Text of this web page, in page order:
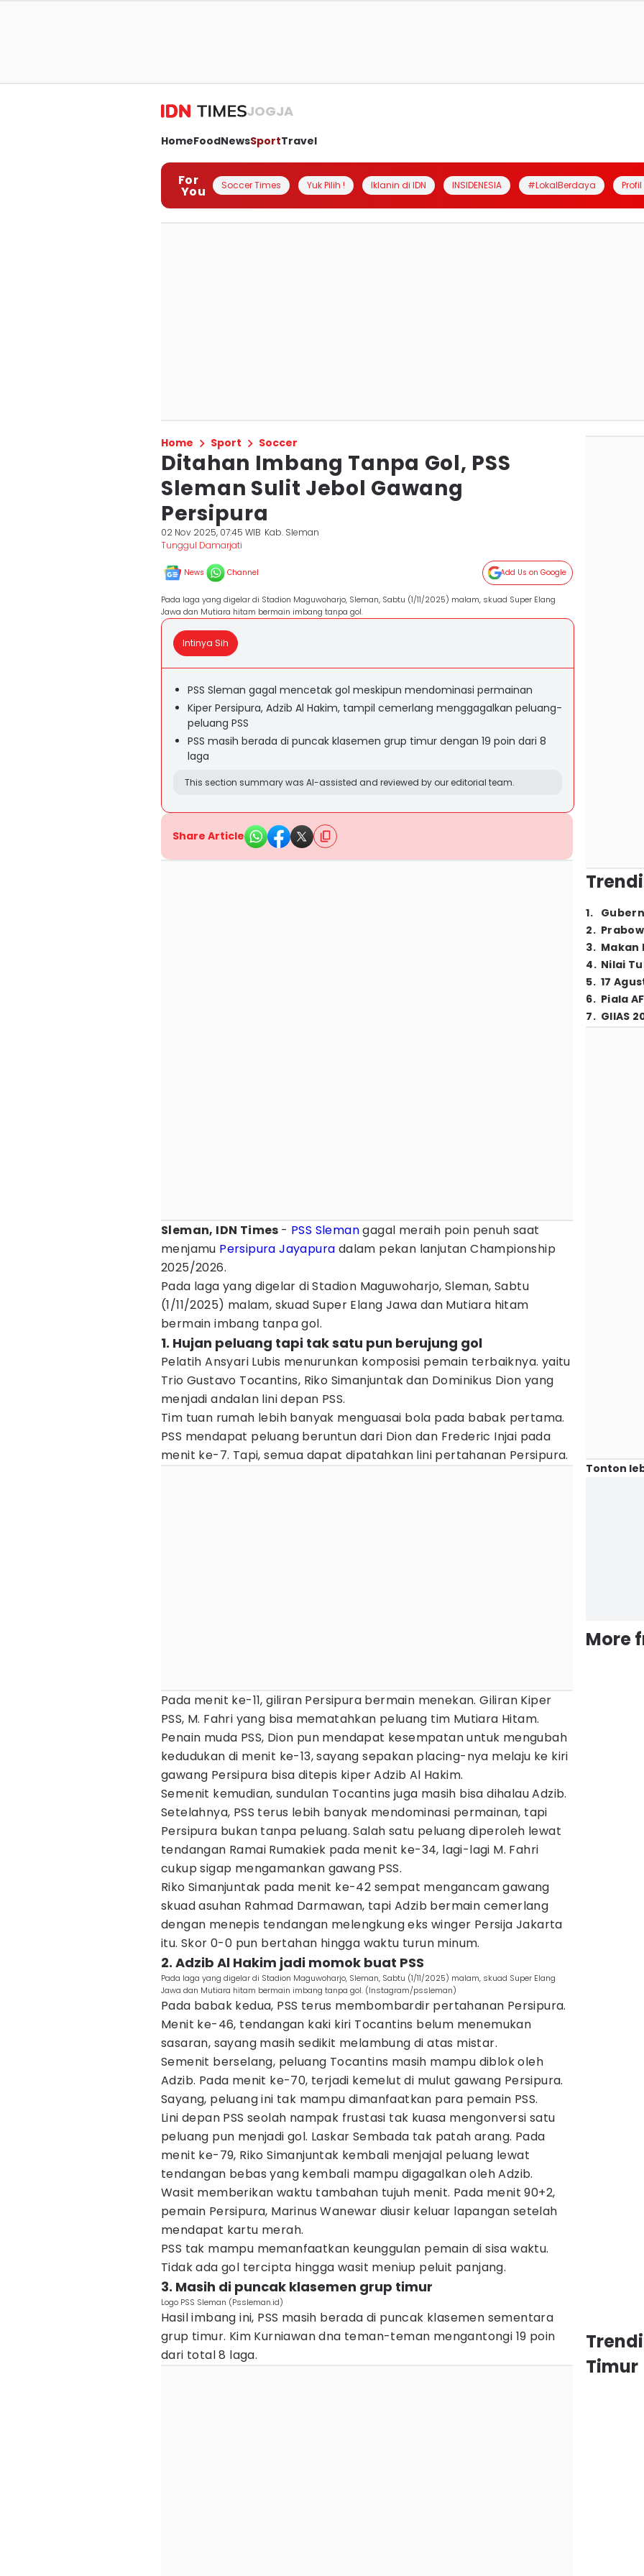
JOGJA
HomeFoodNewsSportTravel
For
You Soccer Times Yuk Pilih ! Iklanin di IDN INSIDENESIA #LokalBerdaya
Home Sport Soccer
Ditahan Imbang Tanpa Gol, PSS
Sleman Sulit Jebol Gawang
Persipura
02 Nov 2025, 07:45 WIB Kab. Sleman
Tunggul Damarjati
News Channel Add Us on Google
Pada laga yang digelar di Stadion Maguwoharjo, Sleman, Sabtu (1/11/2025) malam, skuad Super Elang
Jawa dan Mutiara hitam bermain imbang tanpa gol.
Intinya Sih
PSS Sleman gagal mencetak gol meskipun mendominasi permainan
Kiper Persipura, Adzib Al Hakim, tampil cemerlang menggagalkan peluang-
peluang PSS
PSS masih berada di puncak klasemen grup timur dengan 19 poin dari 8
laga
This section summary was AI-assisted and reviewed by our editorial team.
Share Article
Sleman, IDN Times - PSS Slemangagal meraih poin penuh saat
menjamu Persipura Jayapura dalam pekan lanjutan Championship
2025/2026.
Pada laga yang digelar di Stadion Maguwoharjo, Sleman, Sabtu
(1/11/2025) malam, skuad Super Elang Jawa dan Mutiara hitam
bermain imbang tanpa gol.
1. Hujan peluang tapi tak satu pun berujung gol
Pelatih Ansyari Lubis menurunkan komposisi pemain terbaiknya. yaitu
Trio Gustavo Tocantins, Riko Simanjuntak dan Dominikus Dion yang
menjadi andalan lini depan PSS.
Tim tuan rumah lebih banyak menguasai bola pada babak pertama.
PSS mendapat peluang beruntun dari Dion dan Frederic Injai pada
menit ke-7. Tapi, semua dapat dipatahkan lini pertahanan Persipura.
Pada menit ke-11, giliran Persipura bermain menekan. Giliran Kiper
PSS, M. Fahri yang bisa mematahkan peluang tim Mutiara Hitam.
Penain muda PSS, Dion pun mendapat kesempatan untuk mengubah
kedudukan di menit ke-13, sayang sepakan placing-nya melaju ke kiri
gawang Persipura bisa ditepis kiper Adzib Al Hakim.
Semenit kemudian, sundulan Tocantins juga masih bisa dihalau Adzib.
Setelahnya, PSS terus lebih banyak mendominasi permainan, tapi
Persipura bukan tanpa peluang. Salah satu peluang diperoleh lewat
tendangan Ramai Rumakiek pada menit ke-34, lagi-lagi M. Fahri
cukup sigap mengamankan gawang PSS.
Riko Simanjuntak pada menit ke-42 sempat mengancam gawang
skuad asuhan Rahmad Darmawan, tapi Adzib bermain cemerlang
dengan menepis tendangan melengkung eks winger Persija Jakarta
itu. Skor 0-0 pun bertahan hingga waktu turun minum.
2. Adzib Al Hakim jadi momok buat PSS
Pada laga yang digelar di Stadion Maguwoharjo, Sleman, Sabtu (1/11/2025) malam, skuad Super Elang
Jawa dan Mutiara hitam bermain imbang tanpa gol. (Instagram/pssleman)
Pada babak kedua, PSS terus membombardir pertahanan Persipura.
Menit ke-46, tendangan kaki kiri Tocantins belum menemukan
sasaran, sayang masih sedikit melambung di atas mistar.
Semenit berselang, peluang Tocantins masih mampu diblok oleh
Adzib. Pada menit ke-70, terjadi kemelut di mulut gawang Persipura.
Sayang, peluang ini tak mampu dimanfaatkan para pemain PSS.
Lini depan PSS seolah nampak frustasi tak kuasa mengonversi satu
peluang pun menjadi gol. Laskar Sembada tak patah arang. Pada
menit ke-79, Riko Simanjuntak kembali menjajal peluang lewat
tendangan bebas yang kembali mampu digagalkan oleh Adzib.
Wasit memberikan waktu tambahan tujuh menit. Pada menit 90+2,
pemain Persipura, Marinus Wanewar diusir keluar lapangan setelah
mendapat kartu merah.
PSS tak mampu memanfaatkan keunggulan pemain di sisa waktu.
Tidak ada gol tercipta hingga wasit meniup peluit panjang.
3. Masih di puncak klasemen grup timur
Logo PSS Sleman (Pssleman.id)
Hasil imbang ini, PSS masih berada di puncak klasemen sementara
grup timur. Kim Kurniawan dna teman-teman mengantongi 19 poin
dari total 8 laga.
1.
2.
3. Makan
4. Nilai
5. 17
6. Piala
7. GIIAS
Tonton
More
Timur